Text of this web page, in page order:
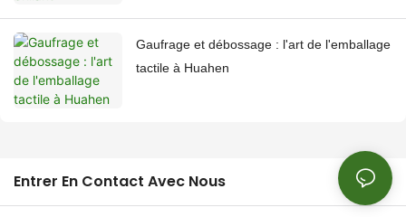
Gaufrage et débossage : l'art de l'emballage
tactile à Huahen
Entrer En Contact Avec Nous